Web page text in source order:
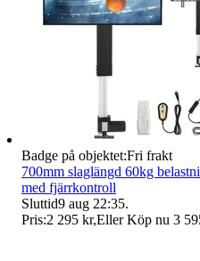
Badge på objektet:Fri frakt
700mm slaglängd 60kg
med fjärrkontroll
Sluttid9 aug 22:35.
Pris:2 295 kr,Eller Köp nu 3